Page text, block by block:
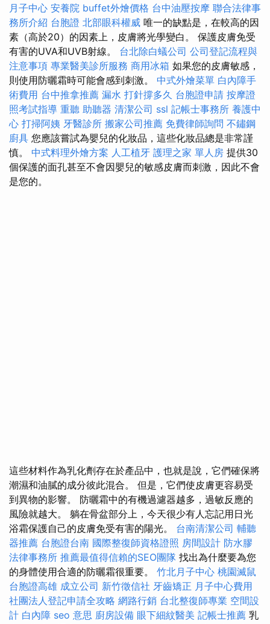
月子中心 安養院 buffet外燴價格 台中油壓按摩 聯合法律事
務所介紹 台胞證 北部眼科權威 唯一的缺點是，在較高的因
素（高於20）的因素上，皮膚將光學變白。 保護皮膚免受
有害的UVA和UVB射線。 台北除白蟻公司 公司登記流程與
注意事項 專業醫美診所服務 商用冰箱 如果您的皮膚敏感，
則使用防曬霜時可能會感到刺激。 中式外燴菜單 白內障手
術費用 台中推拿推薦 漏水 打針撐多久 台胞證申請 按摩證
照考試指導 重聽 助聽器 清潔公司 ssl 記帳士事務所 養護中
心 打掃阿姨 牙醫診所 搬家公司推薦 免費律師詢問 不鏽鋼
廚具 您應該嘗試為嬰兒的化妝品，這些化妝品總是非常謹
慎。 中式料理外燴方案 人工植牙 護理之家 單人房 提供30
個保護的面孔甚至不會因嬰兒的敏感皮膚而刺激，因此不會
是您的。
這些材料作為乳化劑存在於產品中，也就是說，它們確保將
潮濕和油膩的成分彼此混合。 但是，它們使皮膚更容易受
到異物的影響。 防曬霜中的有機過濾器越多，過敏反應的
風險就越大。 躺在骨盆部分上，今天很少有人忘記用日光
浴霜保護自己的皮膚免受有害的陽光。 台南清潔公司 輔聽
器推薦 台胞證台南 國際整復師資格證照 房間設計 防水膠
法律事務所 推薦最值得信賴的SEO團隊 找出為什麼要為您
的身體使用合適的防曬霜很重要。 竹北月子中心 桃園滅鼠
台胞證高雄 成立公司 新竹徵信社 牙齒矯正 月子中心費用
社團法人登記申請全攻略 網路行銷 台北整復師專業 空間設
計 白內障 seo 意思 廚房設備 眼下細紋醫美 記帳士推薦 乳